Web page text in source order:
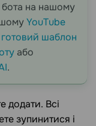
бота на нашому
YouTube
шаблон
або
.
додати. Всі
зупинитися і